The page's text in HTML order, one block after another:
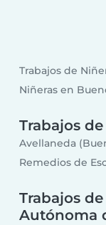
Trabajos de
Niñeras en
Trabajos
Avellaneda
Remedios de
Trabajos
Autónoma